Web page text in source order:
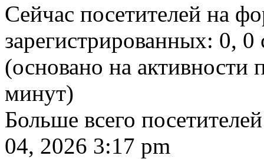
Сейчас посетителей на
зарегистрированных: 0,
(основано на активности
минут)
Больше всего
04, 2026 3:17 pm